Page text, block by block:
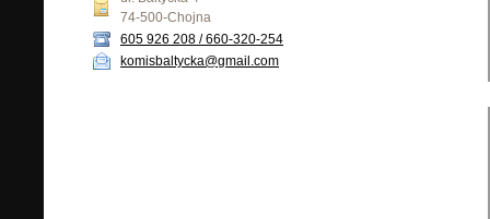
74-500-Chojna
605 926 208 / 660-320-254
komisbaltycka@gmail.com